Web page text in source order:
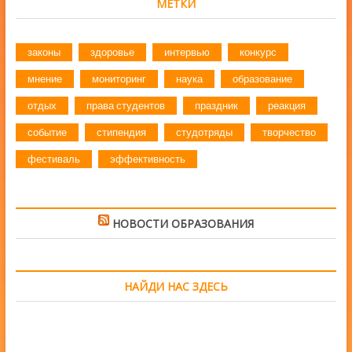
МЕТКИ
законы здоровье интервью конкурс
мнение мониторинг наука образование
отдых права студентов праздник реакция
событие стипендия студотряды творчество
фестиваль эффективность
НОВОСТИ ОБРАЗОВАНИЯ
НАЙДИ НАС ЗДЕСЬ